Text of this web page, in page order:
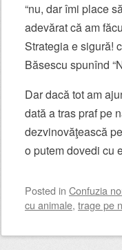
“nu, dar îmi place
adevărat că am
Strategia e sigură!
Băsescu spunînd
Dar dacă tot am
dată a tras praf pe
dezvinovăţească
o putem dovedi cu
Posted in Confuzia
cu animale, trage pe